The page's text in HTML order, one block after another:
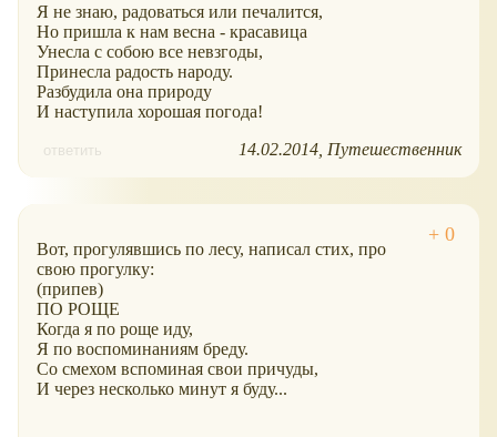
Я не знаю, радоваться или печалится,
Но пришла к нам весна - красавица
Унесла с собою все невзгоды,
Принесла радость народу.
Разбудила она природу
И наступила хорошая погода!
ответить 14.02.2014 Путешественник
Вот, прогулявшись по лесу, написал стих, про
свою прогулку:
(припев)
ПО РОЩЕ
Когда я по роще иду,
Я по воспоминаниям бреду.
Со смехом вспоминая свои причуды,
И через несколько минут я буду...